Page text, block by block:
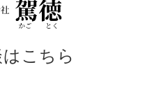
こちら